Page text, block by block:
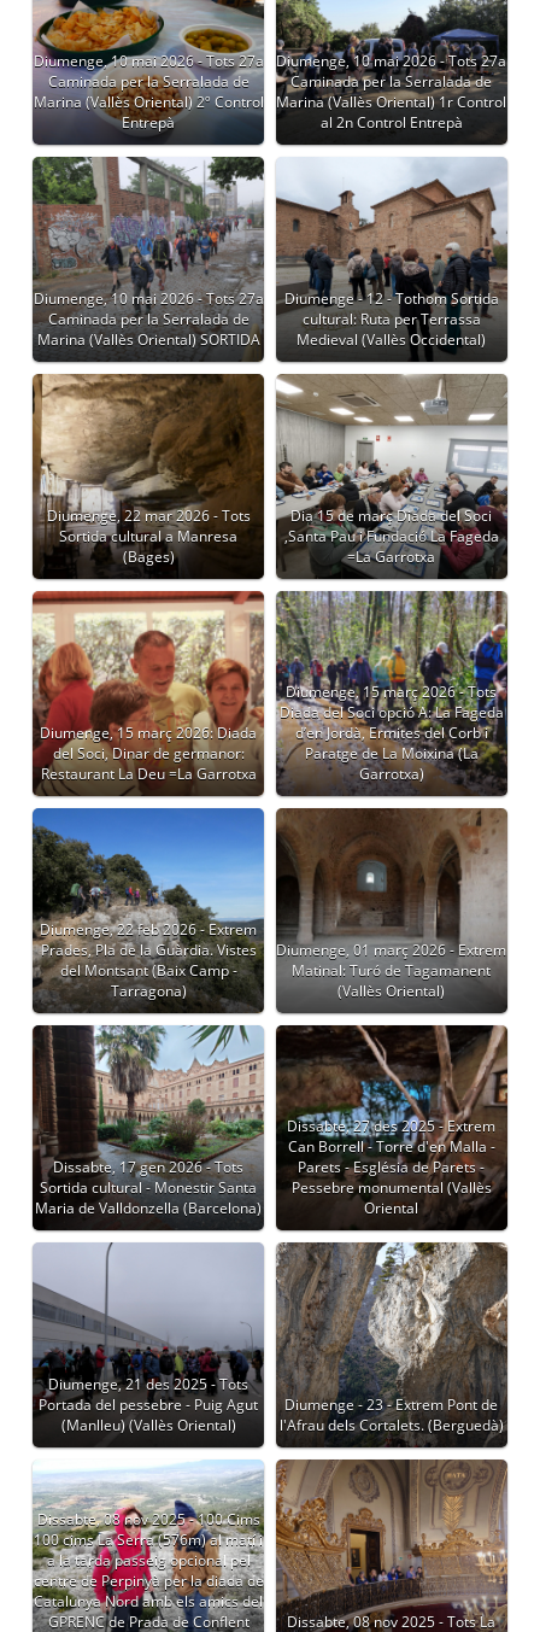
Diumenge, 10 mai 2026 - Tots 27a
Caminada per la Serralada de
Marina (Vallès Oriental) 2º Control
Entrepà
Diumenge, 10 mai 2026 - Tots 27a
Caminada per la Serralada de
Marina (Vallès Oriental) 1r Control
al 2n Control Entrepà
Diumenge, 10 mai 2026 - Tots 27a
Caminada per la Serralada de
Marina (Vallès Oriental) SORTIDA
Diumenge - 12 - Tothom Sortida
cultural: Ruta per Terrassa
Medieval (Vallès Occidental)
Diumenge, 22 mar 2026 - Tots
Sortida cultural a Manresa
(Bages)
Dia 15 de març Diada del Soci
,Santa Pau i Fundació La Fageda
=La Garrotxa
Diumenge, 15 març 2026: Diada
del Soci, Dinar de germanor:
Restaurant La Deu =La Garrotxa
Diumenge, 15 març 2026 - Tots
Diada del Soci opció A: La Fageda
d’en Jordà, Ermites del Corb i
Paratge de La Moixina (La
Garrotxa)
Diumenge, 22 feb 2026 - Extrem
Prades, Pla de la Guàrdia. Vistes
del Montsant (Baix Camp -
Tarragona)
Diumenge, 01 març 2026 - Extrem
Matinal: Turó de Tagamanent
(Vallès Oriental)
Dissabte, 17 gen 2026 - Tots
Sortida cultural - Monestir Santa
Maria de Valldonzella (Barcelona)
Dissabte, 27 des 2025 - Extrem
Can Borrell - Torre d'en Malla -
Parets - Església de Parets -
Pessebre monumental (Vallès
Oriental
Diumenge, 21 des 2025 - Tots
Portada del pessebre - Puig Agut
(Manlleu) (Vallès Oriental)
Diumenge - 23 - Extrem Pont de
l'Afrau dels Cortalets. (Berguedà)
Dissabte, 08 nov 2025 - 100 Cims
100 cims La Serra (576m) al matí i
a la tarda passeig opcional pel
centre de Perpinyà per la diada de
Catalunya Nord amb els amics del
GPRENC de Prada de Conflent
Dissabte, 08 nov 2025 - Tots La